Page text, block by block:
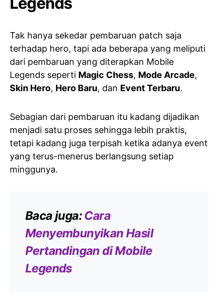
Tak hanya sekedar pembaruan patch saja
terhadap hero, tapi ada beberapa yang meliputi
dari pembaruan yang diterapkan Mobile
Legends seperti Magic Chess, Mode Arcade,
Skin Hero, Hero Baru, dan Event Terbaru.
Sebagian dari pembaruan itu kadang dijadikan
menjadi satu proses sehingga lebih praktis,
tetapi kadang juga terpisah ketika adanya event
yang terus-menerus berlangsung setiap
minggunya.
Baca juga:Cara
Menyembunyikan Hasil
Pertandingan di Mobile
Legends